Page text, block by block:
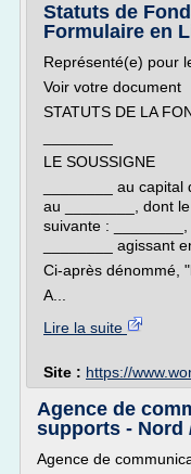
Statuts de
Formulaire en
Représenté(e) pour
Voir votre document
STATUTS DE LA
LE SOUSSIGNE
________ au
au ________, dont
suivante :
________ agissant
Ci-après dénommé,
A...
Lire la suite
Site : https://
Agence de
supports - Nord
Agence de